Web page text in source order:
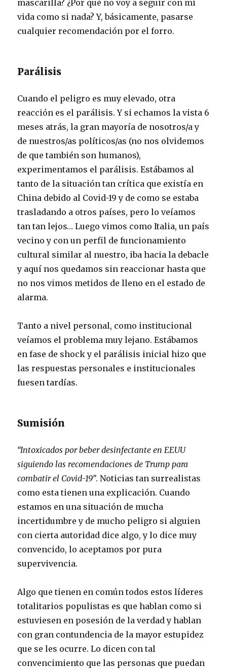
mascarilla? ¿Por qué no voy a seguir con mi
vida como si nada? Y, básicamente, pasarse
cualquier recomendación por el forro.
Parálisis
Cuando el peligro es muy elevado, otra
reacción es el parálisis. Y si echamos la vista 6
meses atrás, la gran mayoría de nosotros/a y
de nuestros/as políticos/as (no nos olvidemos
de que también son humanos),
experimentamos el parálisis. Estábamos al
tanto de la situación tan crítica que existía en
China debido al Covid-19 y de como se estaba
trasladando a otros países, pero lo veíamos
tan tan lejos… Luego vimos como Italia, un país
vecino y con un perfil de funcionamiento
cultural similar al nuestro, iba hacia la debacle
y aquí nos quedamos sin reaccionar hasta que
no nos vimos metidos de lleno en el estado de
alarma.
Tanto a nivel personal, como institucional
veíamos el problema muy lejano. Estábamos
en fase de shock y el parálisis inicial hizo que
las respuestas personales e institucionales
fuesen tardías.
Sumisión
“Intoxicados por beber desinfectante en EEUU
siguiendo las recomendaciones de Trumppara
combatir el Covid-19”. Noticias tan surrealistas
como esta tienen una explicación. Cuando
estamos en una situación de mucha
incertidumbre y de mucho peligro si alguien
con cierta autoridad dice algo, y lo dice muy
convencido, lo aceptamos por pura
supervivencia.
Algo que tienen en común todos estos líderes
totalitarios populistas es que hablan como si
estuviesen en posesión de la verdad y hablan
con gran contundencia de la mayor estupidez
que se les ocurre. Lo dicen con tal
convencimiento que las personas que puedan